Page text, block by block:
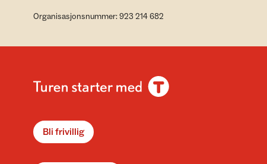
Organisasjonsnummer: 923 214 682
Bli frivillig